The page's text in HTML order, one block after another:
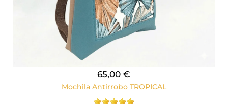
65,00 €
Mochila Antirrobo TROPICAL